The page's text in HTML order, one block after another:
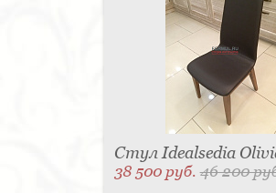
Стул Idealsedia
38 500 руб.46 200